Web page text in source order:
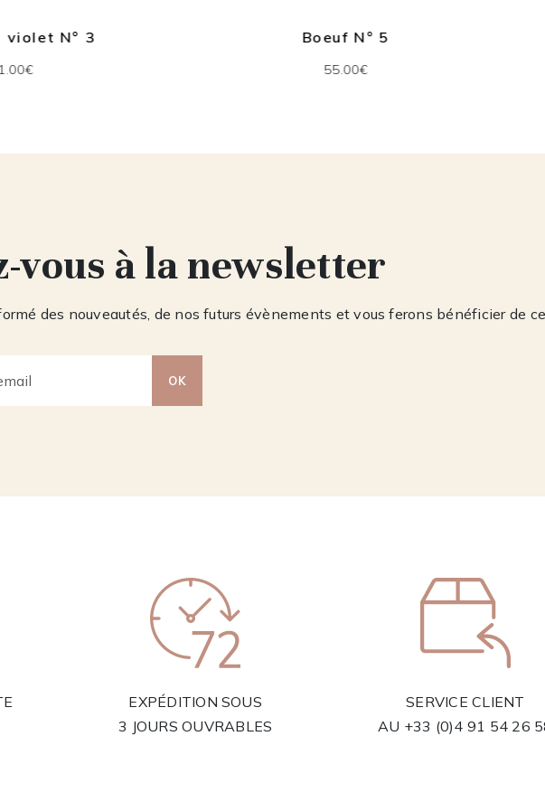
violet N° 3 Boeuf N° 5
55.00€
vous à la newsletter
des nouveautés, de nos futurs évènements et vous ferons bénéficier de
OK
EXPÉDITION SOUS
3 JOURS OUVRABLES
SERVICE CLIENT
AU +33 (0)4 91 54 26